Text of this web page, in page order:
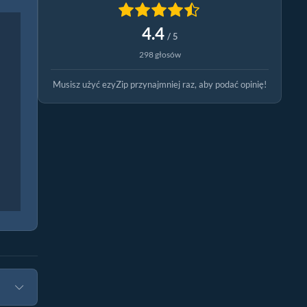
4.4 / 5
298 głosów
Musisz użyć ezyZip przynajmniej raz, aby podać opinię!